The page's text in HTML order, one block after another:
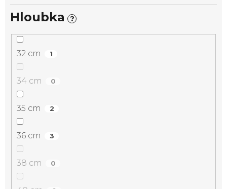
Hloubka ?
32 cm 1
34 cm 0
35 cm 2
36 cm 3
38 cm 0